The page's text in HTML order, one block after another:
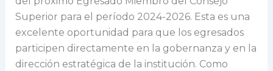
Superior para el período 2024-2026. Esta es una
excelente oportunidad para que los egresados
participen directamente en la gobernanza y en la
dirección estratégica de la institución. Como